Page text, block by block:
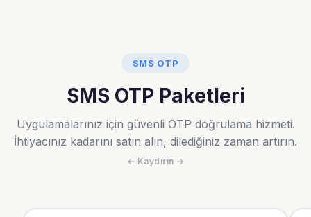
SMS OTP
SMS OTP Paketleri
Uygulamalarınız için güvenli OTP doğrulama hizmeti.
İhtiyacınız kadarını satın alın, dilediğiniz zaman artırın.